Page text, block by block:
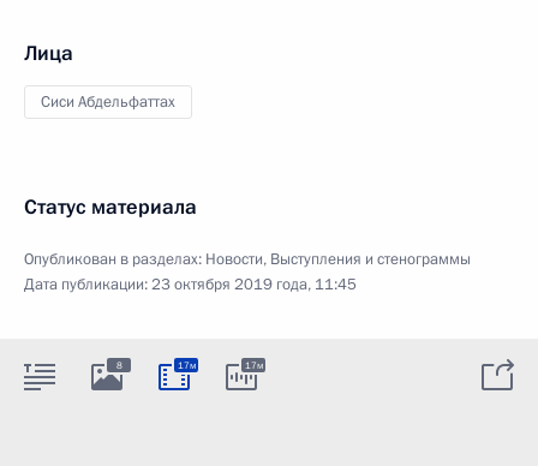
Лица
Сиси Абдельфаттах
Статус материала
Опубликован в разделах: Новости, Выступления и стенограммы
Дата публикации:23 октября 2019 года, 11:45
8 17м 17м